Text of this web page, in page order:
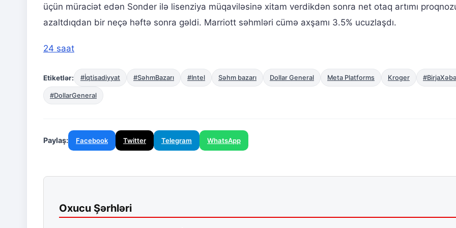
üçün müraciət edən Sonder ilə lisenziya müqaviləsinə xitam verdikdən sonra net otaq artımı
azaltdıqdan bir neçə həftə sonra gəldi. Marriott səhmləri cümə axşamı 3.5% ucuzlaşdı.
24 saat
Etiketlər: #İqtisadiyyat #SəhmBazarı #Intel Səhm bazarı Dollar General Meta Platforms Kroger
#DollarGeneral
Paylaş: Facebook Twitter Telegram WhatsApp
Oxucu Şərhləri